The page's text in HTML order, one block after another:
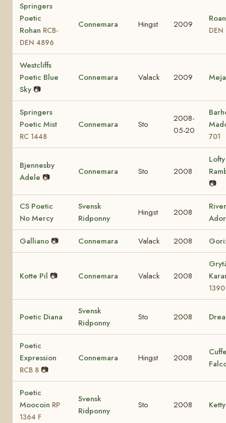
Springers
Poetic
Rohan RCB-
DEN 4896
Connemara Hingst 2009
Westcliffs
Poetic Blue
Sky 📷
Connemara Valack 2009
Springers
Poetic Mist
RC 1448
Connemara Sto
2008-
05-20
701
Bjennesby
Adele 📷
Connemara Sto 2008
📷
CS Poetic
No Mercy
Svensk
Ridponny
Hingst 2008
Galliano 📷 Connemara Valack 2008
Kotte Pil 📷 Connemara Valack 2008
1390
Poetic Diana
Svensk
Ridponny
Sto 2008
Poetic
Expression
RCB 8 📷
Connemara Hingst 2008
Poetic
Moocoin RP
1364 F
Svensk
Ridponny
Sto 2008 Ketty